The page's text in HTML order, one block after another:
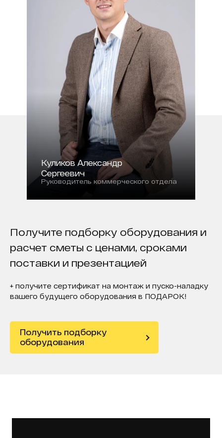
Куликов Александр
Сергеевич
Руководитель коммерческого отдела
Получите подборку оборудования и
расчет сметы с ценами, сроками
поставки и презентацией
+ получите сертификат на монтаж и пуско-наладку
вашего будущего оборудования в ПОДАРОК!
Получить подборку
оборудования